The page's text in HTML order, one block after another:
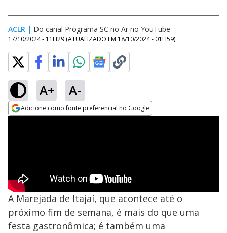
ACLR | Do canal Programa SC no Ar no YouTube
17/10/2024 - 11H29 (ATUALIZADO EM 18/10/2024 - 01H59)
A+ A-
Adicione como fonte preferencial no Google
A Marejada de Itajaí, que acontece até o
próximo fim de semana, é mais do que uma
festa gastronômica; é também uma